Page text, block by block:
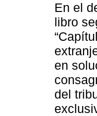
En el
libro
en
del